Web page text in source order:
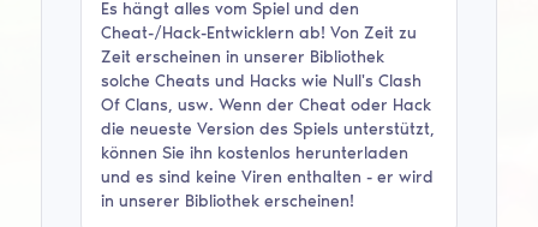
Es hängt alles vom Spiel und den
Cheat-/Hack-Entwicklern ab! Von Zeit zu
Zeit erscheinen in unserer Bibliothek
solche Cheats und Hacks wie Null's Clash
Of Clans, usw. Wenn der Cheat oder Hack
die neueste Version des Spiels unterstützt,
können Sie ihn kostenlos herunterladen
und es sind keine Viren enthalten - er wird
in unserer Bibliothek erscheinen!